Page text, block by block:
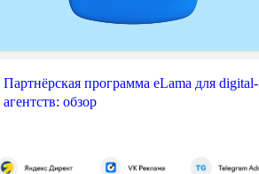
Партнёрская программа eLama для digital-
агентств: обзор